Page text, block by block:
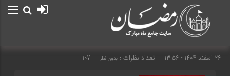
۲۶ اسفند ۱۴۰۴ - ۱۳:۵۶ تعداد نظرات : بدون نظر